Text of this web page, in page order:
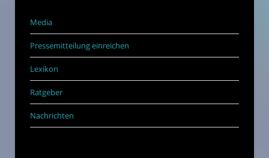
Media
Pressemitteilung einreichen
Lexikon
Ratgeber
Nachrichten